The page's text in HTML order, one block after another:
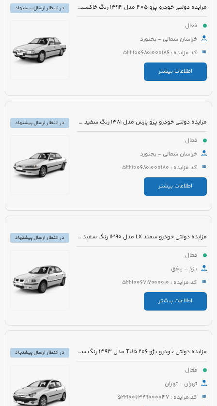
مزایده دولتی خودرو پژو 405 مدل 1394 رنگ خاکستری
فعال
خراسان شمالی - بجنورد
کد مزایده : 5221006801000186
اطلاعات بیشتر
در انتظار ارسال پیشنهاد
مزایده دولتی خودرو پژو پارس مدل 1381 رنگ سفید متالیک
فعال
خراسان شمالی - بجنورد
کد مزایده : 5221006801000180
اطلاعات بیشتر
در انتظار ارسال پیشنهاد
مزایده دولتی خودرو سمند LX مدل 1390 رنگ سفید روغنی
فعال
یزد - بافق
کد مزایده : 5221006717000010
اطلاعات بیشتر
در انتظار ارسال پیشنهاد
مزایده دولتی خودرو پژو 206 TU5 مدل 1393 رنگ سفید
فعال
تهران - تهران
کد مزایده : 5221006329000047
در انتظار ارسال پیشنهاد